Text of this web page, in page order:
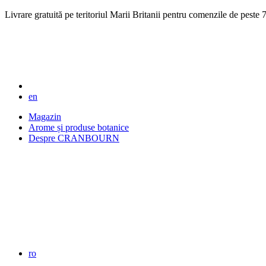
Livrare gratuită pe teritoriul Marii Britanii pentru comenzile de peste
en
Magazin
Arome și produse botanice
Despre CRANBOURN
ro